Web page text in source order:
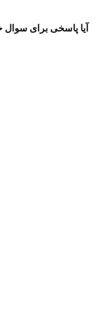
آیا پاسخی برای سوال